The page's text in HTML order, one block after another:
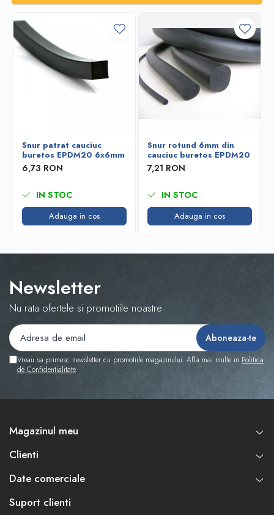
Snur patrat cauciuc
buretos EPDM20 6x6mm
6,73 RON
IN STOC
Adauga in cos
Snur rotund 6mm din
cauciuc buretos EPDM20
7,21 RON
IN STOC
Adauga in cos
Newsletter
Nu rata ofertele si promotiile noastre
Vreau sa primesc newsletter cu promotiile magazinului. Afla mai multe in Politica
de Confidentialitate
Magazinul meu
Clienti
Date comerciale
Suport clienti